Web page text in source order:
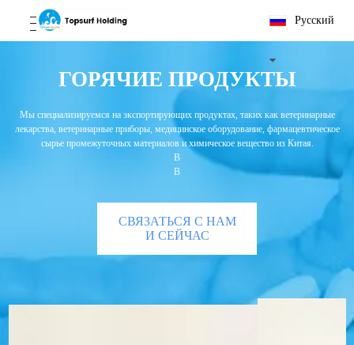
Pусский
ГОРЯЧИЕ ПРОДУКТЫ
Мы специализируемся на экспортирующих продуктах, таких как ветеринарные
лекарства, ветеринарные приборы, медицинское оборудование, фармацевтическое
сырье промежуточных материалов и химическое вещество из Китая.
В
В
СВЯЗАТЬСЯ С НАМ
И СЕЙЧАС